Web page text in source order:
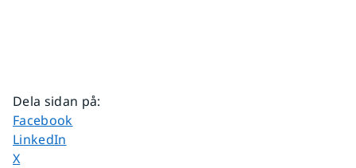
Dela sidan på:
Dela sidan på
Facebook
Dela sidan på
LinkedIn
Dela sidan på
X